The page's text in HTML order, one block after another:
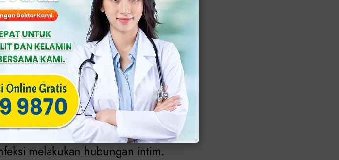
di vagina.
di genitalia.
abu, kuning, atau hijau, biasanya
sedap.
di alat kelamin.
karena rasa sakit.
melakukan hubungan intim.